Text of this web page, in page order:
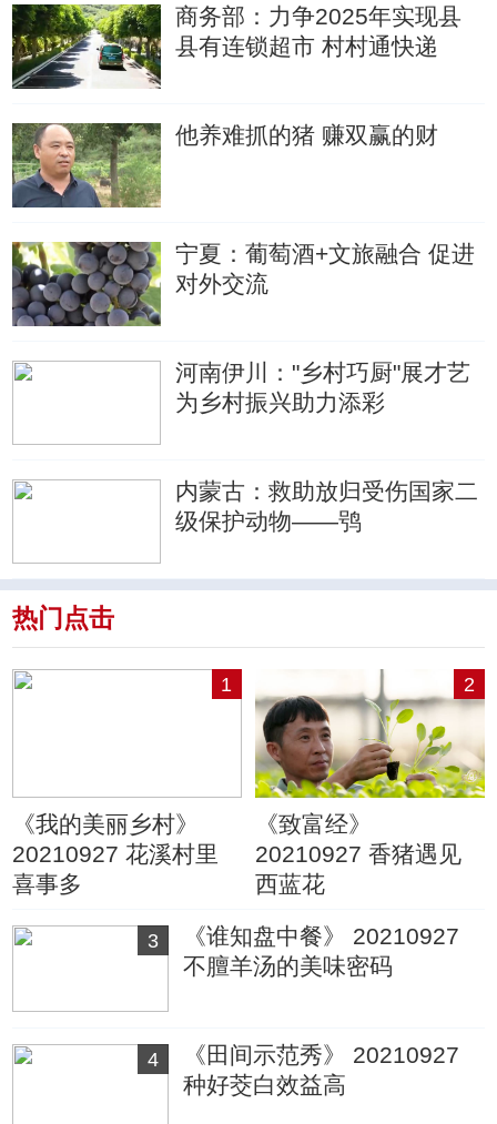
商务部：力争2025年实现县
县有连锁超市 村村通快递
他养难抓的猪 赚双赢的财
宁夏：葡萄酒+文旅融合 促进
对外交流
河南伊川："乡村巧厨"展才艺
为乡村振兴助力添彩
内蒙古：救助放归受伤国家二
级保护动物——鸮
热门点击
1
《我的美丽乡村》
20210927 花溪村里
喜事多
2
《致富经》
20210927 香猪遇见
西蓝花
3
《谁知盘中餐》 20210927
不膻羊汤的美味密码
4
《田间示范秀》 20210927
种好茭白效益高